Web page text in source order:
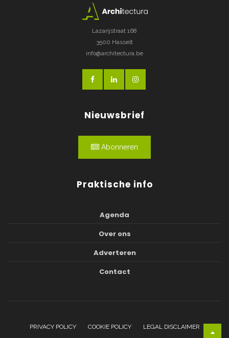
Lazarijstraat 168
3500 Hasselt
info@architectura.be
Nieuwsbrief
Abonneren
Praktische info
Agenda
Over ons
Adverteren
Contact
PRIVACY POLICY COOKIE POLICY LEGAL DISCLAIMER